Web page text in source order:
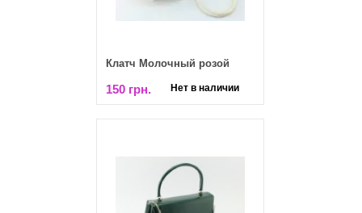
Клатч Молочный розой
150 грн. Нет в наличии